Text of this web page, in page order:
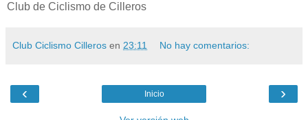
Club de Ciclismo de Cilleros
Club Ciclismo Cilleros en 23:11 No hay comentarios:
‹ ›
Inicio